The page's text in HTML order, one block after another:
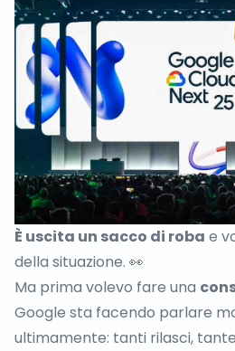
È uscita un sacco di roba e
della situazione. 👀
Ma prima volevo fare una
Google sta facendo parlare
ultimamente: tanti rilasci,